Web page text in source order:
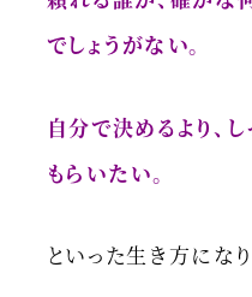
でしょうがない。
自分で決めるより、
もらいたい。
といった生き方になり